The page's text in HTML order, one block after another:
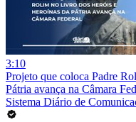
3:10
Projeto que coloca Padre
Pátria avança na Câmara
Sistema Diário de